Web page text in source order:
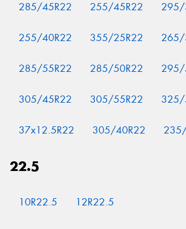
285/45R22 255/45R22 295/
255/40R22 355/25R22 265/
285/55R22 285/50R22 295/
305/45R22 305/55R22 325/
37x12.5R22 305/40R22
22.5
10R22.5 12R22.5